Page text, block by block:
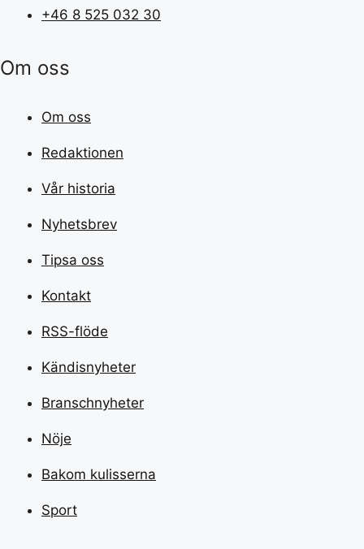
+46 8 525 032 30
Om oss
Om oss
Redaktionen
Vår historia
Nyhetsbrev
Tipsa oss
Kontakt
RSS-flöde
Kändisnyheter
Branschnyheter
Nöje
Bakom kulisserna
Sport